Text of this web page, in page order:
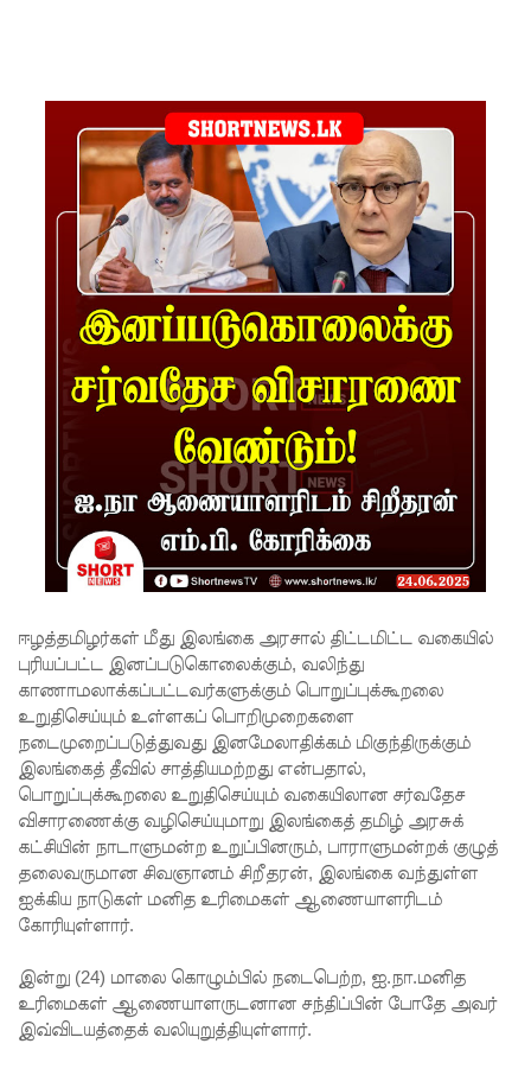
தரமற்ற
தலைக்கவ
சங்கள் 431
பறிமுதல்!
இலங்கை
யர்களை
இலக்கு
வழிப் பண
மோசடி -
எச்சரிக்
குவைத் –
கொழும்பு
ஸ்ரீலங்கன்
விமான
சேவை
மீண்டும்
ஆரம்பம்!
எரிபொரு
ள் விலை
உயர்வுக்கு
ஈழத்தமிழர்கள் மீது இலங்கை அரசால் திட்டமிட்ட வகையில்
புரியப்பட்ட இனப்படுகொலைக்கும், வலிந்து
காணாமலாக்கப்பட்டவர்களுக்கும் பொறுப்புக்கூறலை
உறுதிசெய்யும் உள்ளகப் பொறிமுறைகளை
நடைமுறைப்படுத்துவது இனமேலாதிக்கம் மிகுந்திருக்கும்
இலங்கைத் தீவில் சாத்தியமற்றது என்பதால்,
பொறுப்புக்கூறலை உறுதிசெய்யும் வகையிலான சர்வதேச
விசாரணைக்கு வழிசெய்யுமாறு இலங்கைத் தமிழ் அரசுக்
கட்சியின் நாடாளுமன்ற உறுப்பினரும், பாராளுமன்றக் குழுத்
தலைவருமான சிவஞானம் சிறீதரன், இலங்கை வந்துள்ள
ஐக்கிய நாடுகள் மனித உரிமைகள் ஆணையாளரிடம்
கோரியுள்ளார்.
இன்று (24) மாலை கொழும்பில் நடைபெற்ற, ஐ.நா.மனித
உரிமைகள் ஆணையாளருடனான சந்திப்பின் போதே அவர்
இவ்விடயத்தைக் வலியுறுத்தியுள்ளார்.